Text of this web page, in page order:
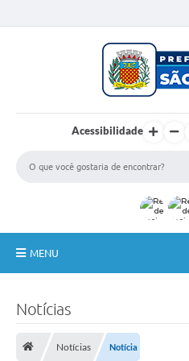
Acessibilidade
MENU
Secretarias
Notícias
Notícias Notícia